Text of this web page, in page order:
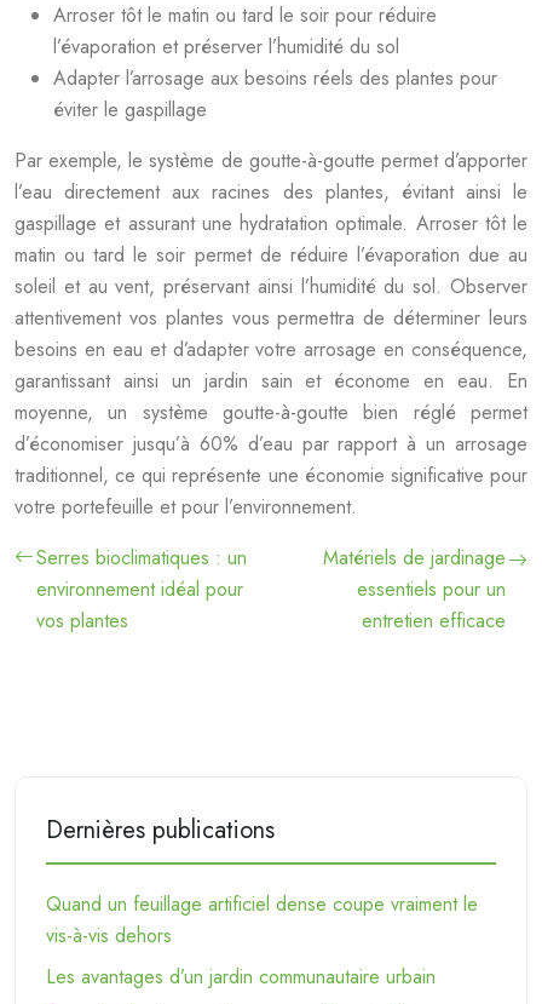
Arroser tôt le matin ou tard le soir pour réduire
l’évaporation et préserver l’humidité du sol
Adapter l’arrosage aux besoins réels des plantes pour
éviter le gaspillage
Par exemple, le système de goutte-à-goutte permet d’apporter
l’eau directement aux racines des plantes, évitant ainsi le
gaspillage et assurant une hydratation optimale. Arroser tôt le
matin ou tard le soir permet de réduire l’évaporation due au
soleil et au vent, préservant ainsi l’humidité du sol. Observer
attentivement vos plantes vous permettra de déterminer leurs
besoins en eau et d’adapter votre arrosage en conséquence,
garantissant ainsi un jardin sain et économe en eau. En
moyenne, un système goutte-à-goutte bien réglé permet
d’économiser jusqu’à 60% d’eau par rapport à un arrosage
traditionnel, ce qui représente une économie significative pour
votre portefeuille et pour l’environnement.
Serres bioclimatiques : un
environnement idéal pour
vos plantes
Matériels de jardinage
essentiels pour un
entretien efficace
Dernières publications
Quand un feuillage artificiel dense coupe vraiment le
vis-à-vis dehors
Les avantages d’un jardin communautaire urbain